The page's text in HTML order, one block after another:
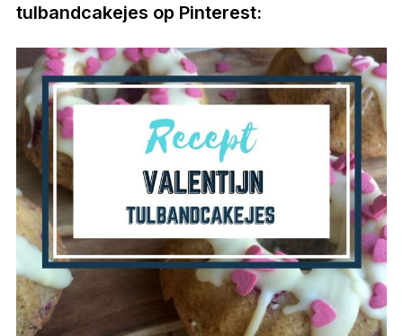
tulbandcakejes op Pinterest: